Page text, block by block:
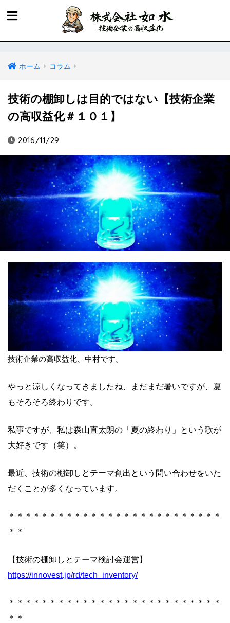
ホーム コラム
技術の棚卸しは目的ではない【技術企業
の高収益化＃１０１】
2016/11/29
技術企業の高収益化、中村です。
やっと涼しくなってきましたね、まだまだ暑いですが、 夏
もそろそろ終わりです。
私事ですが、私は森山直太朗の「夏の終わり」
という歌が
大好きです（笑）。
最近、 技術の棚卸しとテーマ創出という問い合わせをいた
だくことが多く なっています。
＊＊＊＊＊＊＊＊＊＊＊＊＊＊＊＊＊＊＊＊＊＊＊＊＊＊
＊＊
【技術の棚卸しとテーマ検討会運営】
https://innovest.jp/rd/tech_ inventory/
＊＊＊＊＊＊＊＊＊＊＊＊＊＊＊＊＊＊＊＊＊＊＊＊＊＊
＊＊